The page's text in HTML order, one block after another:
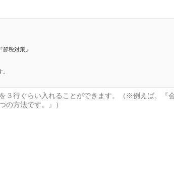
税対策』